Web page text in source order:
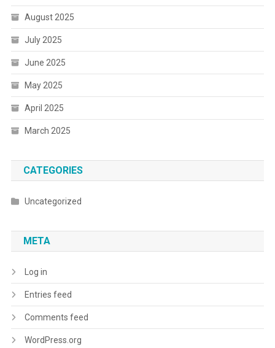
August 2025
July 2025
June 2025
May 2025
April 2025
March 2025
CATEGORIES
Uncategorized
META
Log in
Entries feed
Comments feed
WordPress.org